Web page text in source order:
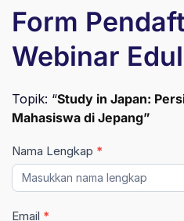
Form
Webinar
Topik: “Study in Japan:
Mahasiswa di Jepang”
INPEX
Webinar
Nama Lengkap *
Email *